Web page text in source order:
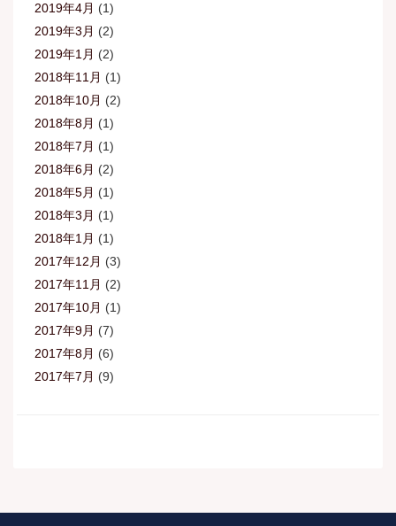
2019年4月 (1)
2019年3月 (2)
2019年1月 (2)
2018年11月 (1)
2018年10月 (2)
2018年8月 (1)
2018年7月 (1)
2018年6月 (2)
2018年5月 (1)
2018年3月 (1)
2018年1月 (1)
2017年12月 (3)
2017年11月 (2)
2017年10月 (1)
2017年9月 (7)
2017年8月 (6)
2017年7月 (9)